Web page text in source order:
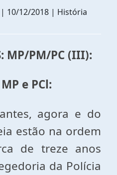
| 10/12/2018 | História
MP/PM/PC (III):
e PCl:
agora e do
estão na ordem
de treze anos
da Polícia